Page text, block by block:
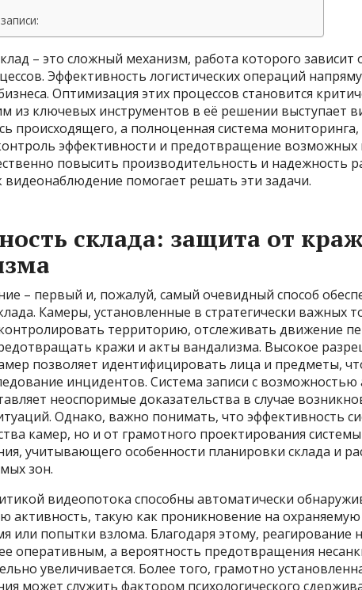
– это сложный механизм, работа которого зависит
Эффективность логистических операций
Оптимизация этих процессов становится
из ключевых инструментов в её решении выступает
происходящего, а полноценная система
эффективности и предотвращение возможных
повысить производительность и надежность
видеонаблюдение помогает решать эти задачи.
склада: защита от
– первый и, пожалуй, самый очевидный способ
Камеры, установленные в стратегически важных
территорию, отслеживать движение
кражи и акты вандализма. Высокое
позволяет идентифицировать лица и предметы,
инцидентов. Система записи с возможностью
неоспоримые доказательства в случае
Однако, важно понимать, что эффективность
камер, но и от грамотного проектирования системы
учитывающего особенности планировки склада и
зон.
видеопотока способны автоматически
активность, такую как проникновение на
или попытки взлома. Благодаря этому, реагирование
оперативным, а вероятность предотвращения
увеличивается. Более того, грамотно
может служить фактором психологического